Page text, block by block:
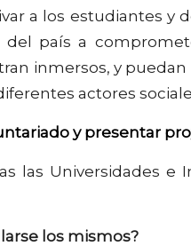
a los estudiantes y
del país a
inmersos, y
actores
y presentar
las Universidades e
los mismos?